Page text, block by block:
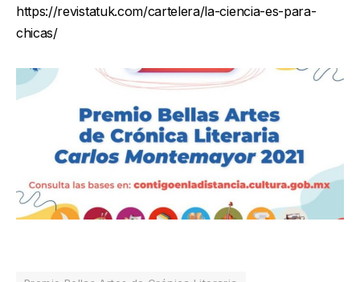
https://revistatuk.com/cartelera/la-ciencia-es-para-
chicas/